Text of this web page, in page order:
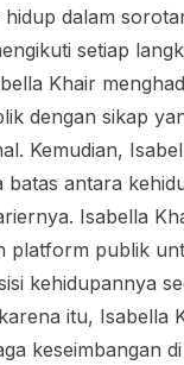
dalam
setiap
Khair
dengan sikap
Kemudian,
batas antara
Isabella
platform publik
kehidupannya
itu, Isabella
keseimbangan